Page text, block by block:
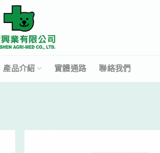
產品介紹 實體通路 聯絡我們